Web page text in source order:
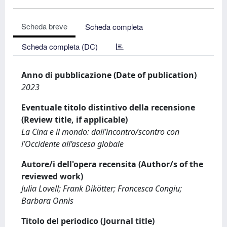
Scheda breve
Scheda completa
Scheda completa (DC)
Anno di pubblicazione (Date of publication)
2023
Eventuale titolo distintivo della recensione
(Review title, if applicable)
La Cina e il mondo: dall’incontro/scontro con
l’Occidente all’ascesa globale
Autore/i dell'opera recensita (Author/s of the
reviewed work)
Julia Lovell; Frank Dikötter; Francesca Congiu;
Barbara Onnis
Titolo del periodico (Journal title)